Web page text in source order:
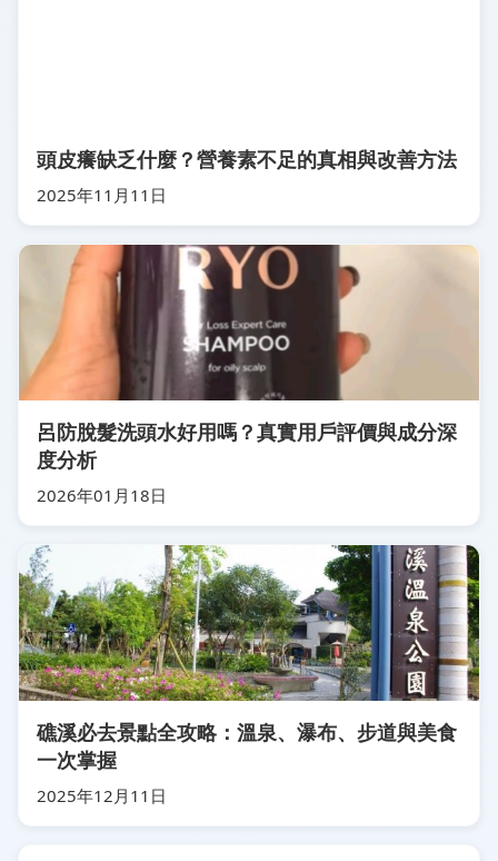
頭皮癢缺乏什麼？營養素不足的真相與改善方法
2025年11月11日
呂防脫髮洗頭水好用嗎？真實用戶評價與成分深
度分析
2026年01月18日
礁溪必去景點全攻略：溫泉、瀑布、步道與美食
一次掌握
2025年12月11日